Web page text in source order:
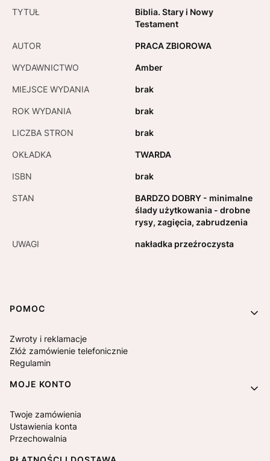
TYTUŁ
Biblia. Stary i Nowy
Testament
AUTOR PRACA ZBIOROWA
WYDAWNICTWO Amber
MIEJSCE WYDANIA brak
ROK WYDANIA brak
LICZBA STRON brak
OKŁADKA TWARDA
ISBN brak
STAN
BARDZO DOBRY - minimalne
ślady użytkowania - drobne
rysy, zagięcia, zabrudzenia
UWAGI nakładka przeźroczysta
Linki w stopce
POMOC
Zwroty i reklamacje
Złóż zamówienie telefonicznie
Regulamin
MOJE KONTO
Twoje zamówienia
Ustawienia konta
Przechowalnia